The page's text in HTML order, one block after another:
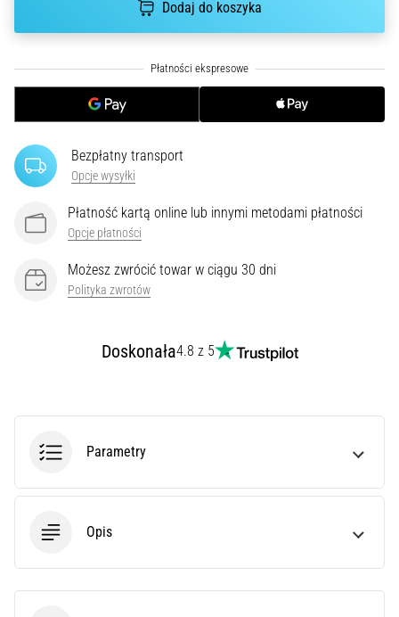
7 min. czytanie
Kolano
biegacza:
i
profilaktyka
biegacza,
znane
jako
niezwykle
problem…
wszystkie
Dodaj do koszyka
Bezpłatny transport
Opcje wysyłki
Płatność kartą online lub innymi metodami płatności
Opcje płatności
Możesz zwrócić towar w ciągu 30 dni
Polityka zwrotów
Doskonała4.8 z 5
Parametry
Opis